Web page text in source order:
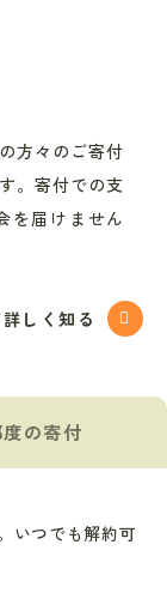
方々のご寄付
。寄付での支
を届けません
しく知る
の寄付
いつでも解約可